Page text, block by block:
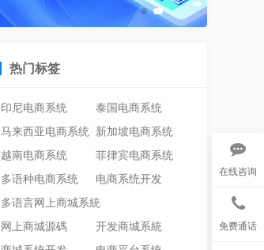
热门标签
印尼电商系统
泰国电商系统
马来西亚电商系统
新加坡电商系统
越南电商系统
菲律宾电商系统
多语种电商系统
电商系统开发
多语言网上商城系統
网上商城源碼
开发商城系統
在线咨询
免费通话